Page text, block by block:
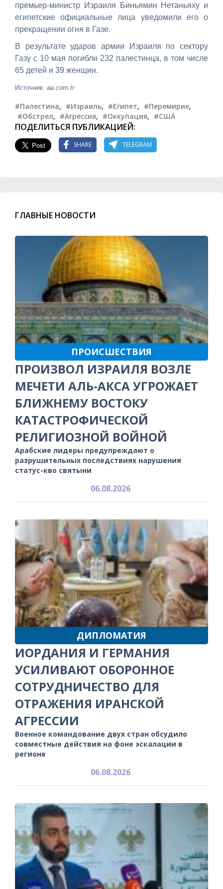
премьер-министр Израиля Биньямин Нетаньяху и
египетские официальные лица уведомили его о
прекращении огня в Газе.
В результате ударов армии Израиля по сектору
Газу с 10 мая погибли 232 палестинца, в том числе
65 детей и 39 женщин.
Источник: aa.com.tr
#Палестина, #Израиль, #Египет, #Перемирие,
#Обстрел, #Агрессия, #Оккупация, #США
ПОДЕЛИТЬСЯ ПУБЛИКАЦИЕЙ:
SHARE TELEGRAM
ГЛАВНЫЕ НОВОСТИ
ПРОИСШЕСТВИЯ
ПРОИЗВОЛ ИЗРАИЛЯ ВОЗЛЕ
МЕЧЕТИ АЛЬ-АКСА УГРОЖАЕТ
БЛИЖНЕМУ ВОСТОКУ
КАТАСТРОФИЧЕСКОЙ
РЕЛИГИОЗНОЙ ВОЙНОЙ
Арабские лидеры предупреждают о
разрушительных последствиях нарушения
статус-кво святыни
06.08.2026
ДИПЛОМАТИЯ
ИОРДАНИЯ И ГЕРМАНИЯ
УСИЛИВАЮТ ОБОРОННОЕ
СОТРУДНИЧЕСТВО ДЛЯ
ОТРАЖЕНИЯ ИРАНСКОЙ
АГРЕССИИ
Военное командование двух стран обсудило
совместные действия на фоне эскалации в
регионе
06.08.2026